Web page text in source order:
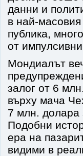
данни и
в най-
публика,
от
Мондиалът
залог от 6
върху мача
7 млн. долара
Подобни
ера на
видими в